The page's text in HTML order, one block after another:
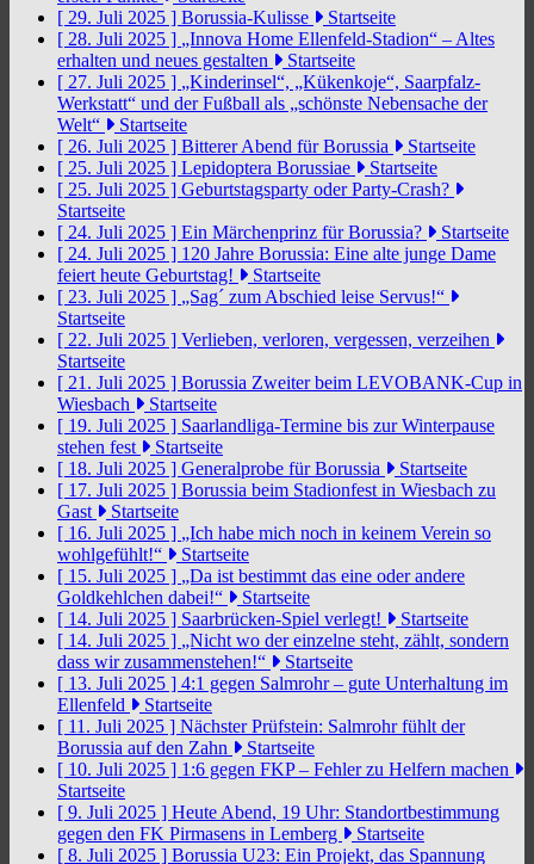
[ 29. Juli 2025 ] Borussia-Kulisse
Startseite
[ 28. Juli 2025 ] „Innova Home Ellenfeld-Stadion“ – Altes
erhalten und neues gestalten
Startseite
[ 27. Juli 2025 ] „Kinderinsel“, „Kükenkoje“, Saarpfalz-
Werkstatt“ und der Fußball als „schönste Nebensache der
Welt“
Startseite
[ 26. Juli 2025 ] Bitterer Abend für Borussia
Startseite
[ 25. Juli 2025 ] Lepidoptera Borussiae
Startseite
[ 25. Juli 2025 ] Geburtstagsparty oder Party-Crash?
Startseite
[ 24. Juli 2025 ] Ein Märchenprinz für Borussia?
Startseite
[ 24. Juli 2025 ] 120 Jahre Borussia: Eine alte junge Dame
feiert heute Geburtstag!
Startseite
[ 23. Juli 2025 ] „Sag´ zum Abschied leise Servus!“
Startseite
[ 22. Juli 2025 ] Verlieben, verloren, vergessen, verzeihen
Startseite
[ 21. Juli 2025 ] Borussia Zweiter beim LEVOBANK-Cup in
Wiesbach
Startseite
[ 19. Juli 2025 ] Saarlandliga-Termine bis zur Winterpause
stehen fest
Startseite
[ 18. Juli 2025 ] Generalprobe für Borussia
Startseite
[ 17. Juli 2025 ] Borussia beim Stadionfest in Wiesbach zu
Gast
Startseite
[ 16. Juli 2025 ] „Ich habe mich noch in keinem Verein so
wohlgefühlt!“
Startseite
[ 15. Juli 2025 ] „Da ist bestimmt das eine oder andere
Goldkehlchen dabei!“
Startseite
[ 14. Juli 2025 ] Saarbrücken-Spiel verlegt!
Startseite
[ 14. Juli 2025 ] „Nicht wo der einzelne steht, zählt, sondern
dass wir zusammenstehen!“
Startseite
[ 13. Juli 2025 ] 4:1 gegen Salmrohr – gute Unterhaltung im
Ellenfeld
Startseite
[ 11. Juli 2025 ] Nächster Prüfstein: Salmrohr fühlt der
Borussia auf den Zahn
Startseite
[ 10. Juli 2025 ] 1:6 gegen FKP – Fehler zu Helfern machen
Startseite
[ 9. Juli 2025 ] Heute Abend, 19 Uhr: Standortbestimmung
gegen den FK Pirmasens in Lemberg
Startseite
[ 8. Juli 2025 ] Borussia U23: Ein Projekt, das Spannung